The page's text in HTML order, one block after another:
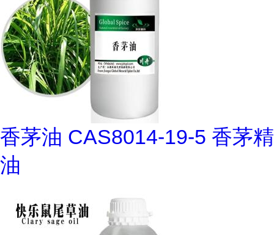
香茅油 CAS8014-19-5 香茅精
油